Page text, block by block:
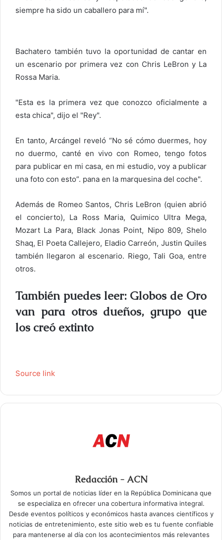
siempre ha sido un caballero para mí".
Bachatero también tuvo la oportunidad de cantar en
un escenario por primera vez con Chris LeBron y La
Rossa Maria.
"Esta es la primera vez que conozco oficialmente a
esta chica", dijo el "Rey".
En tanto, Arcángel reveló “No sé cómo duermes, hoy
no duermo, canté en vivo con Romeo, tengo fotos
para publicar en mi casa, en mi estudio, voy a publicar
una foto con esto”. pana en la marquesina del coche".
Además de Romeo Santos, Chris LeBron (quien abrió
el concierto), La Ross Maria, Quimico Ultra Mega,
Mozart La Para, Black Jonas Point, Nipo 809, Shelo
Shaq, El Poeta Callejero, Eladio Carreón, Justin Quiles
también llegaron al escenario. Riego, Tali Goa, entre
otros.
También puedes leer: Globos de Oro
van para otros dueños, grupo que
los creó extinto
Source link
Redacción - ACN
Somos un portal de noticias líder en la República Dominicana que
se especializa en ofrecer una cobertura informativa integral.
Desde eventos políticos y económicos hasta avances científicos y
noticias de entretenimiento, este sitio web es tu fuente confiable
para mantenerse al día con los acontecimientos más relevantes